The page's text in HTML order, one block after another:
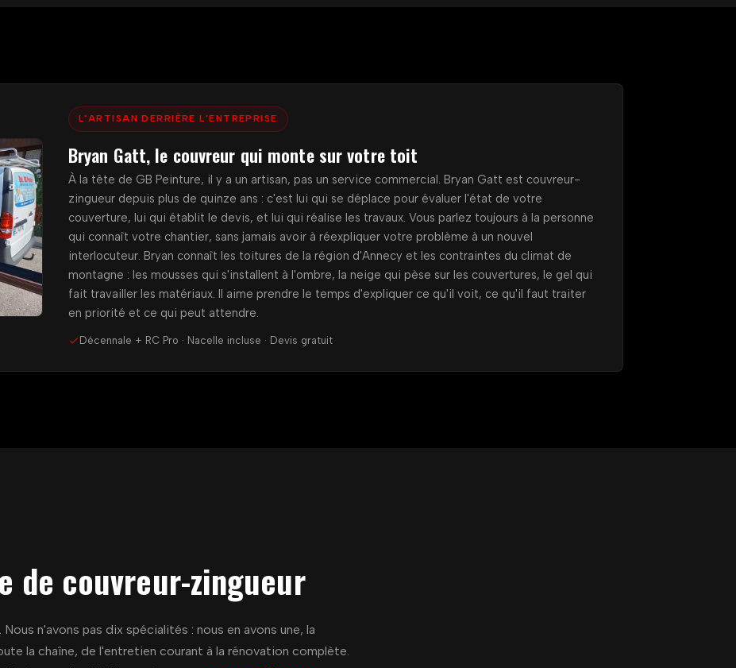
L'ARTISAN DERRIÈRE L'ENTREPRISE
Bryan Gatt, le couvreur qui monte sur votre toit
À la tête de GB Peinture, il y a un artisan, pas un service commercial. Bryan Gatt est couvreur-
zingueur depuis plus de quinze ans : c'est lui qui se déplace pour évaluer l'état de votre
couverture, lui qui établit le devis, et lui qui réalise les travaux. Vous parlez toujours à la personne
qui connaît votre chantier, sans jamais avoir à réexpliquer votre problème à un nouvel
interlocuteur. Bryan connaît les toitures de la région d'Annecy et les contraintes du climat de
montagne : les mousses qui s'installent à l'ombre, la neige qui pèse sur les couvertures, le gel qui
fait travailler les matériaux. Il aime prendre le temps d'expliquer ce qu'il voit, ce qu'il faut traiter
en priorité et ce qui peut attendre.
Décennale + RC Pro · Nacelle incluse · Devis gratuit
de couvreur-zingueur
n'avons pas dix spécialités : nous en avons une, la
la chaîne, de l'entretien courant à la rénovation complète.